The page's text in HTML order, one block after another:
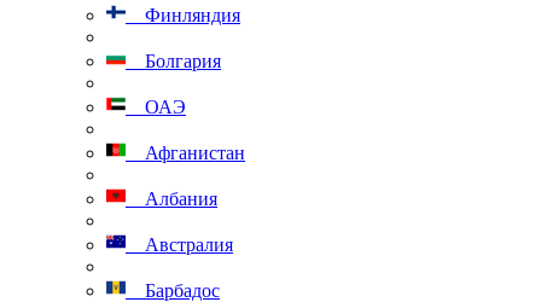
Финляндия
Болгария
ОАЭ
Афганистан
Албания
Австралия
Барбадос